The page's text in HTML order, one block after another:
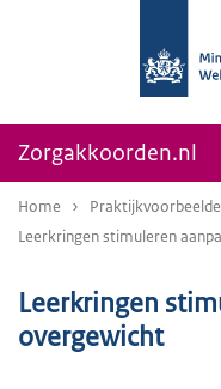
Zorgakkoorden.nl
Home
Leerkringen stimuleren
Leerkringen
overgewicht